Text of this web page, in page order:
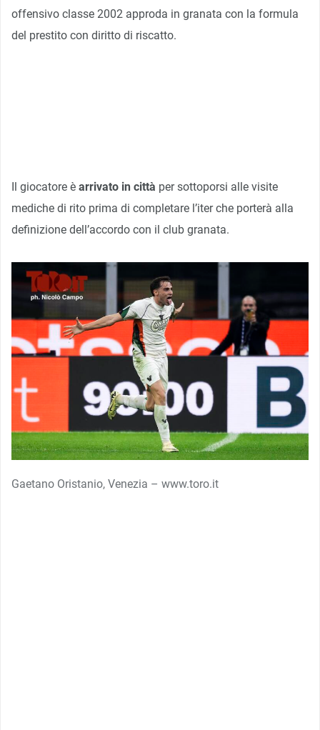
offensivo classe 2002 approda in granata con la formula
del prestito con diritto di riscatto.
Il giocatore è arrivato in città per sottoporsi alle visite
mediche di rito prima di completare l’iter che porterà alla
definizione dell’accordo con il club granata.
Gaetano Oristanio, Venezia – www.toro.it